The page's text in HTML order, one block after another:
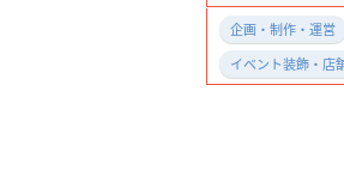
企画・制作・運営
イベント装飾・店